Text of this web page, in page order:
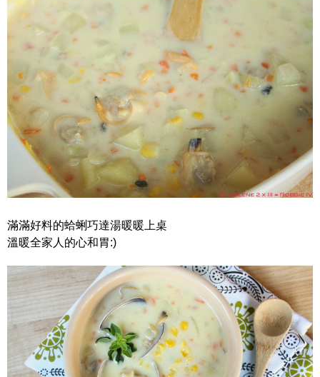
滿滿好料的蛤蜊巧達湯暖暖上桌
溫暖全家人的心和胃:)